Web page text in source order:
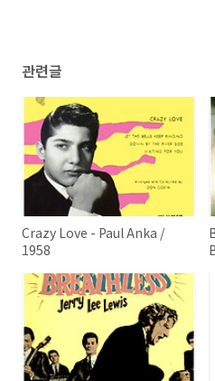
관련글
Crazy Love - Paul Anka /
1958